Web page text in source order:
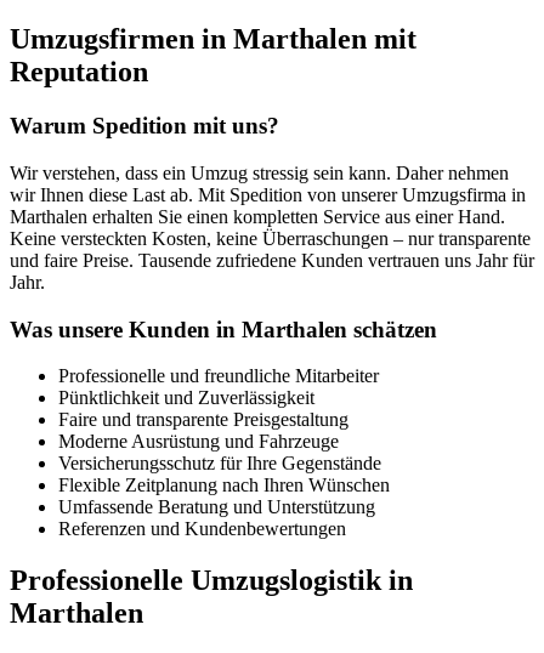
Umzugsfirmen in Marthalen mit
Reputation
Warum Spedition mit uns?
Wir verstehen, dass ein Umzug stressig sein kann. Daher nehmen
wir Ihnen diese Last ab. Mit Spedition von unserer Umzugsfirma in
Marthalen erhalten Sie einen kompletten Service aus einer Hand.
Keine versteckten Kosten, keine Überraschungen – nur transparente
und faire Preise. Tausende zufriedene Kunden vertrauen uns Jahr für
Jahr.
Was unsere Kunden in Marthalen schätzen
Professionelle und freundliche Mitarbeiter
Pünktlichkeit und Zuverlässigkeit
Faire und transparente Preisgestaltung
Moderne Ausrüstung und Fahrzeuge
Versicherungsschutz für Ihre Gegenstände
Flexible Zeitplanung nach Ihren Wünschen
Umfassende Beratung und Unterstützung
Referenzen und Kundenbewertungen
Professionelle Umzugslogistik in
Marthalen